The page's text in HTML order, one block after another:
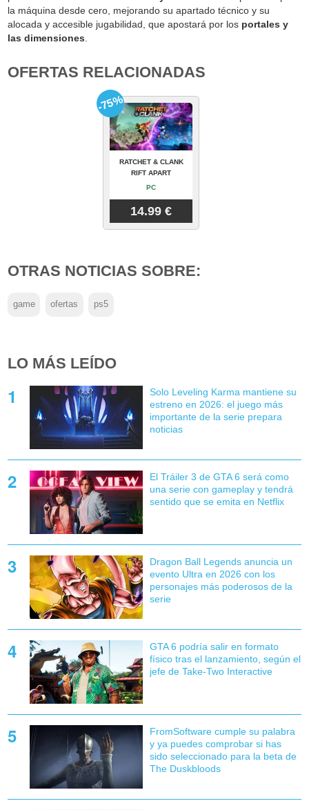
la máquina desde cero, mejorando su apartado técnico y su
alocada y accesible jugabilidad, que apostará por los portales y
las dimensiones.
OFERTAS RELACIONADAS
RATCHET & CLANK
RIFT APART
PC
14.99 €
-75%
OTRAS NOTICIAS SOBRE:
game ofertas ps5
LO MÁS LEÍDO
Solo Leveling Karma mantiene su
estreno en 2026: el juego más
importante de la serie prepara
noticias
El Tráiler 3 de GTA 6 será como
una serie con gameplay y tendrá
sentido que se emita en Netflix
Dragon Ball Legends anuncia un
evento Ultra en 2026 con los
personajes más poderosos de la
serie
GTA 6 podría salir en formato
físico tras el lanzamiento, según el
jefe de Take-Two Interactive
FromSoftware cumple su palabra
y ya puedes comprobar si has
sido seleccionado para la beta de
The Duskbloods